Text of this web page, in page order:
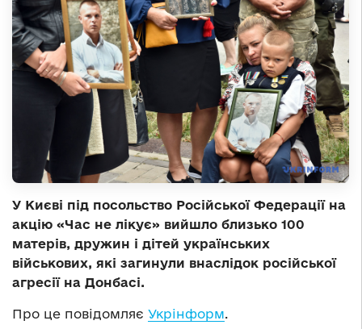
У Києві під посольство Російської Федерації на
акцію «Час не лікує» вийшло близько 100
матерів, дружин і дітей українських
військових, які загинули внаслідок російської
агресії на Донбасі.
Про це повідомляє Укрінформ.